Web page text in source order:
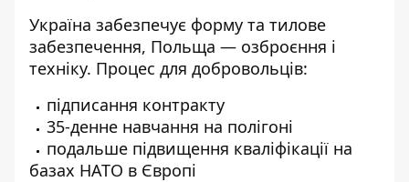
Україна забезпечує форму та тилове
забезпечення, Польща — озброєння і
техніку. Процес для добровольців:
підписання контракту
35-денне навчання на полігоні
подальше підвищення кваліфікації на
базах НАТО в Європі